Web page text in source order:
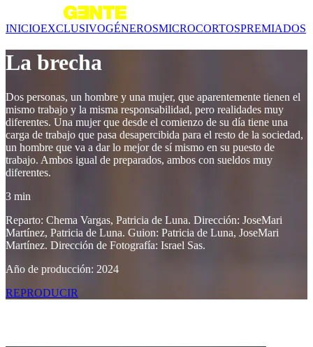
INICIOEXCLUSIVOGÉNEROSMICROCORTOSPREMIADOS
La brecha
Dos personas, un hombre y una mujer, que aparentemente tienen el
mismo trabajo y la misma responsabilidad, pero realidades muy
diferentes. Una mujer que desde el comienzo de su día tiene una
carga de trabajo que pasa desapercibida para el resto de la sociedad,
un hombre que va a dar lo mejor de sí mismo en su puesto de
trabajo. Ambos igual de preparados, ambos con sueldos muy
diferentes.
3 min
Reparto: Chema Vargas, Patricia de Luna. Dirección: JoseMari
Martínez, Patricia de Luna. Guion: Patricia de Luna, JoseMari
Martínez. Dirección de Fotografía: Israel Sas.
Año de producción: 2024
REPRODUCIR